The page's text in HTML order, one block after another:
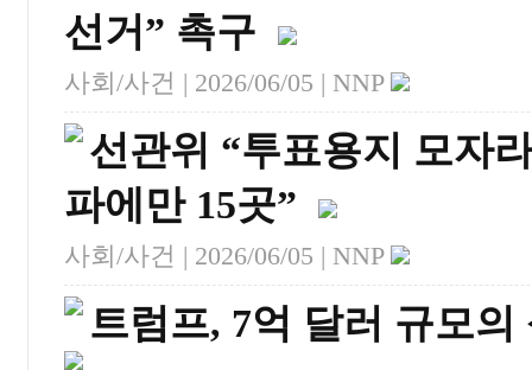
선거” 촉구
사회/사건 | 2026/06/05 | NNP
선관위 “투표용지 모자
파에만 15곳”
사회/사건 | 2026/06/05 | NNP
트럼프, 7억 달러 규모